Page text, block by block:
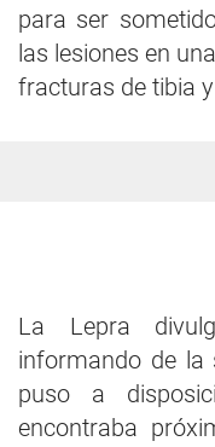
para ser
las lesiones en
fracturas de tibia
La Lepra
informando de la
puso a
encontraba